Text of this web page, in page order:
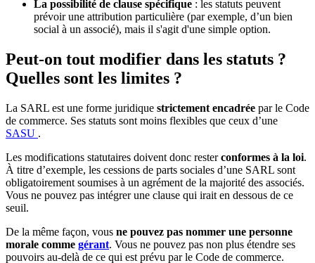
La possibilité de clause spécifique : les statuts peuvent
prévoir une attribution particulière (par exemple, d’un bien
social à un associé), mais il s'agit d'une simple option.
Peut-on tout modifier dans les statuts ?
Quelles sont les limites ?
La SARL est une forme juridique strictement encadrée par le Code
de commerce. Ses statuts sont moins flexibles que ceux d’une
SASU .
Les modifications statutaires doivent donc resterconformes à la loi.
À titre d’exemple, les cessions de parts sociales d’une SARL sont
obligatoirement soumises à un agrément de la majorité des associés.
Vous ne pouvez pas intégrer une clause qui irait en dessous de ce
seuil.
De la même façon, vous ne pouvez pas nommer une personne
morale comme gérant. Vous ne pouvez pas non plus étendre ses
pouvoirs au-delà de ce qui est prévu par le Code de commerce.